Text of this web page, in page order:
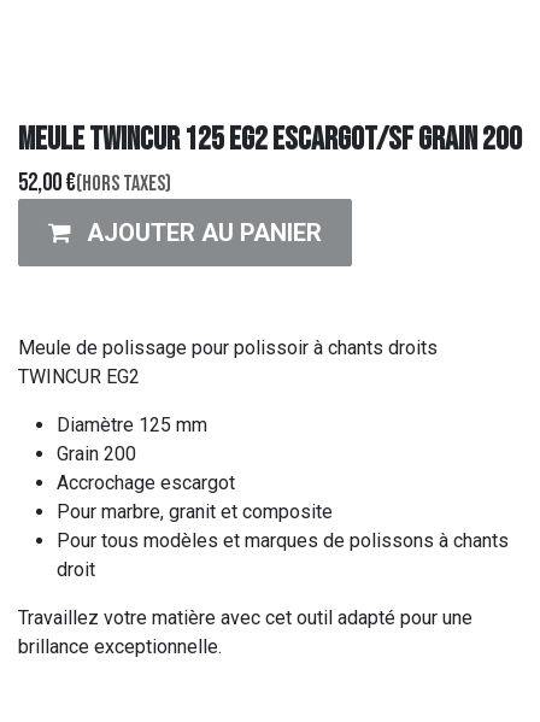
MEULE TWINCUR 125 EG2 ESCARGOT/SF GRAIN 200
52,00€(Hors taxes)
AJOUTER AU PANIER
Meule de polissage pour polissoir à chants droits
TWINCUR EG2
Diamètre 125 mm
Grain 200
Accrochage escargot
Pour marbre, granit et composite
Pour tous modèles et marques de polissons à chants
droit
Travaillez votre matière avec cet outil adapté pour une
brillance exceptionnelle.